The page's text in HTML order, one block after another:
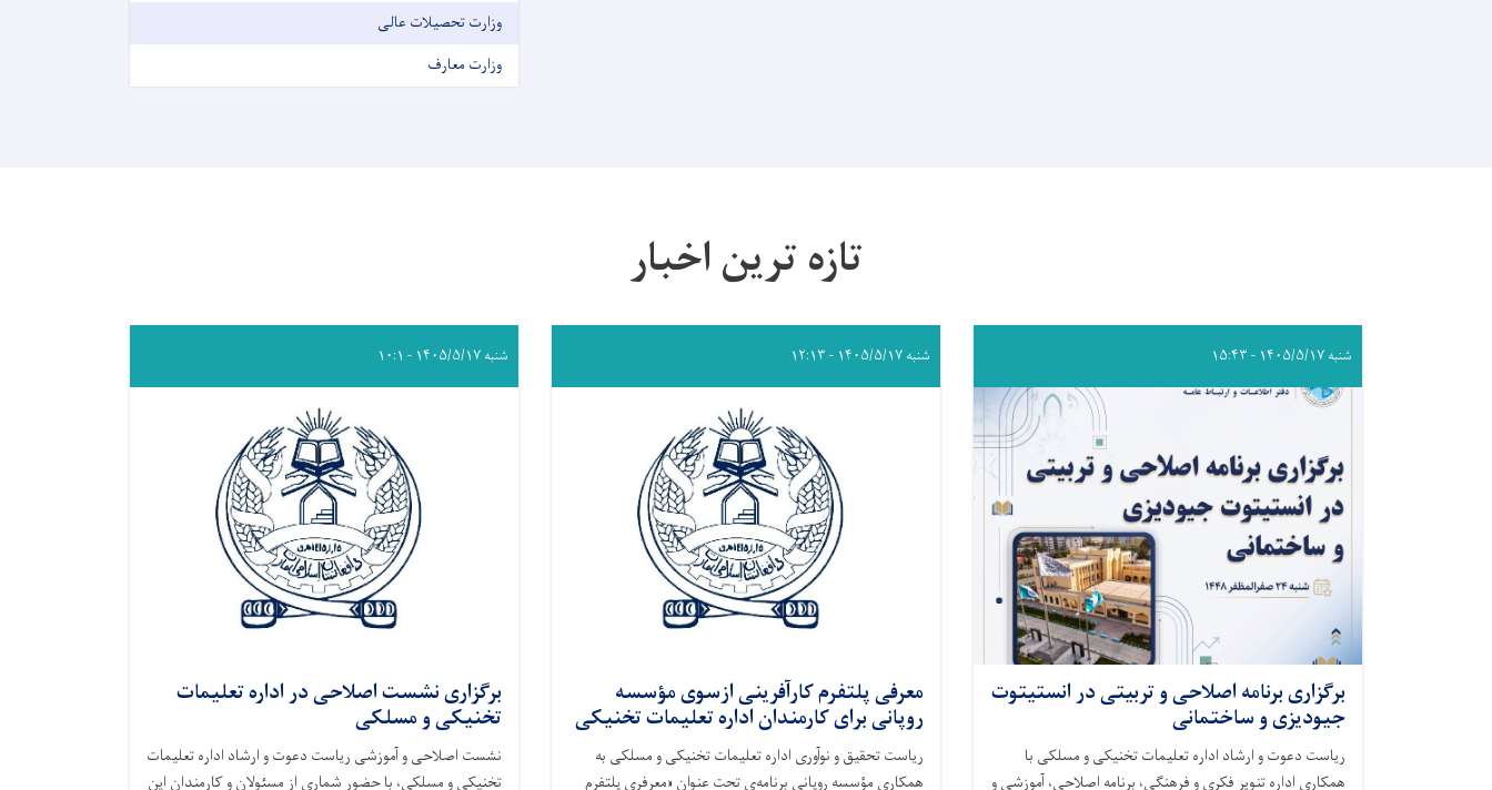
وزارت تحصیلات عالی
وزارت معارف
تازه ترین اخبار
شنبه ۱۴۰۵/۵/۱۷ - ۱۵:۴۳
برگزاری برنامه اصلاحی و تربیتی در انستیتوت
جیودیزی و ساختمانی
ریاست دعوت و ارشاد اداره تعلیمات تخنیکی و مسلکی با
همکاری اداره تنویر فکری و فرهنگی، برنامه اصلاحی، آموزشی و
شنبه ۱۴۰۵/۵/۱۷ - ۱۲:۱۳
معرفی پلتفرم کارآفرینی ازسوی مؤسسه
روپانی برای کارمندان اداره تعلیمات تخنیکی
ریاست تحقیق و نوآوری اداره تعلیمات تخنیکی و مسلکی به
همکاری مؤسسه روپانی برنامه‌ی تحت عنوان «معرفری پلتفرم
شنبه ۱۴۰۵/۵/۱۷ - ۱۰:۱
برگزاری نشست اصلاحی در اداره تعلیمات
تخنیکی و مسلکی
نشست اصلاحی و آموزشی ریاست دعوت و ارشاد اداره تعلیمات
تخنیکی و مسلکی، با حضور شماری از مسئولان و کارمندان این